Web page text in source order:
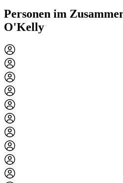
Personen im
O'Kelly